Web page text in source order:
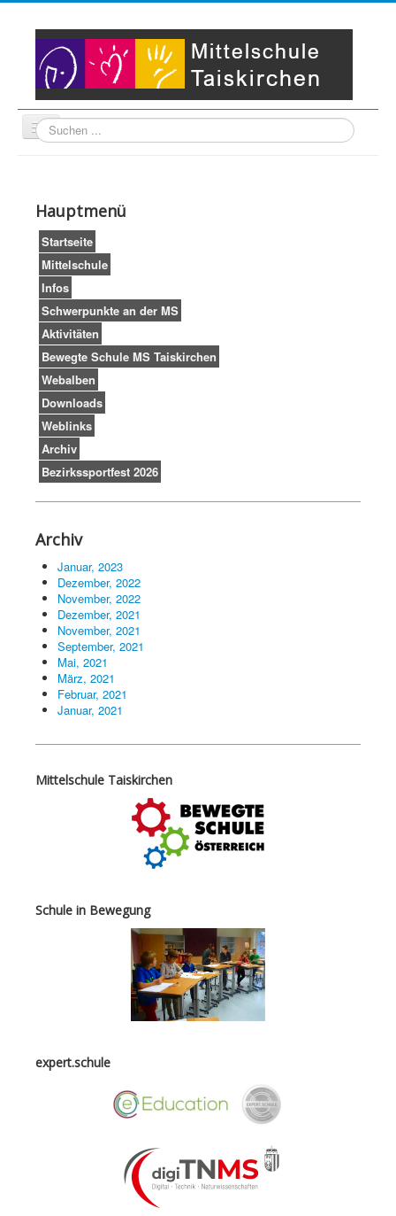
Suche
Impressum
Hauptmenü
Startseite
Mittelschule
Infos
Schwerpunkte an der MS
Aktivitäten
Bewegte Schule MS Taiskirchen
Webalben
Downloads
Weblinks
Archiv
Bezirkssportfest 2026
Archiv
Januar, 2023
Dezember, 2022
November, 2022
Dezember, 2021
November, 2021
September, 2021
Mai, 2021
März, 2021
Februar, 2021
Januar, 2021
Mittelschule Taiskirchen
Schule in Bewegung
expert.schule